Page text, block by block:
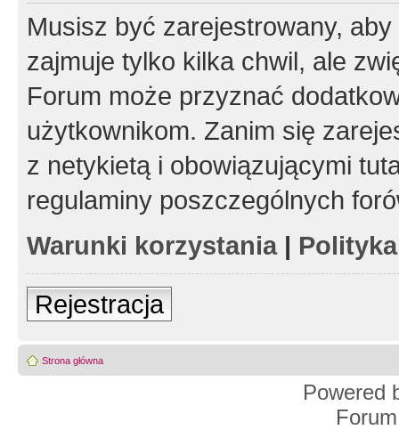
Musisz być zarejestrowany,
zajmuje tylko kilka chwil, ale
Forum może przyznać
użytkownikom. Zanim się
z netykietą i obowiązującymi
regulaminy poszczególnych
Warunki korzystania|
Rejestracja
Strona główna
Powered